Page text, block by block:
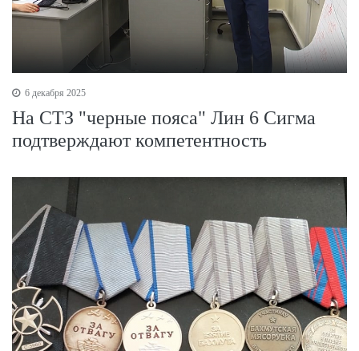
6 декабря 2025
На СТЗ "черные пояса" Лин 6 Сигма
подтверждают компетентность